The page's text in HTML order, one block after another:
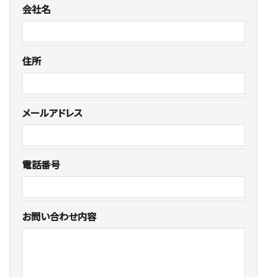
会社名
住所
メールアドレス
電話番号
お問い合わせ内容